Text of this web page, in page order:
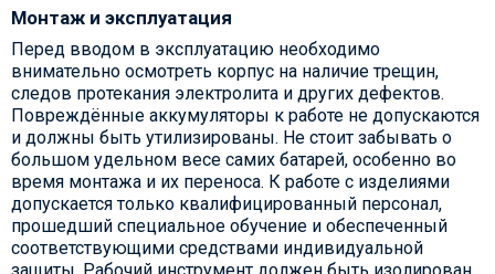
Монтаж и эксплуатация
Перед вводом в эксплуатацию необходимо
внимательно осмотреть корпус на наличие трещин,
следов протекания электролита и других дефектов.
Повреждённые аккумуляторы к работе не допускаются
и должны быть утилизированы. Не стоит забывать о
большом удельном весе самих батарей, особенно во
время монтажа и их переноса. К работе с изделиями
допускается только квалифицированный персонал,
прошедший специальное обучение и обеспеченный
соответствующими средствами индивидуальной